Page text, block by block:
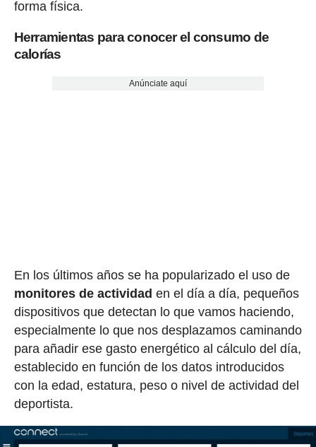
forma física.
Herramientas para conocer el consumo de
calorías
Anúnciate aquí
En los últimos años se ha popularizado el uso de
monitores de actividad en el día a día, pequeños
dispositivos que detectan lo que vamos haciendo,
especialmente lo que nos desplazamos caminando
para añadir ese gasto energético al cálculo del día,
establecido en función de los datos introducidos
con la edad, estatura, peso o nivel de actividad del
deportista.